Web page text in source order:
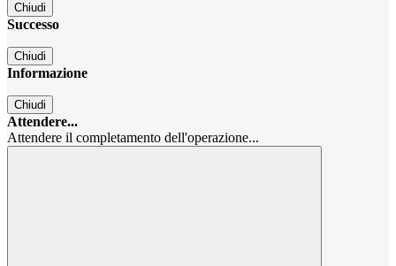
Chiudi
Successo
Chiudi
Informazione
Chiudi
Attendere...
Attendere il completamento dell'operazione...